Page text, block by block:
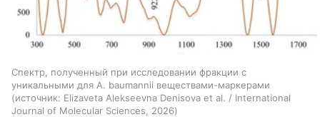
Спектр, полученный при исследовании фракции с
уникальными для A. baumannii веществами-маркерами
источник: Elizaveta Alekseevna Denisova et al. / International
Journal of Molecular Sciences, 2026